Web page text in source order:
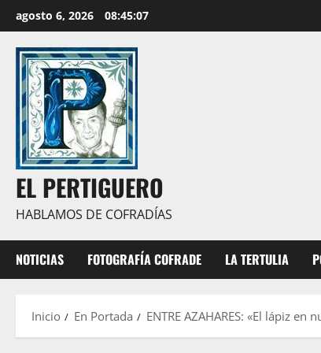
al
contenido
agosto 6, 2026 08:45:08
EL PERTIGUERO
HABLAMOS DE COFRADÍAS
NOTICIAS FOTOGRAFÍA COFRADE LA TERTULIA
Inicio En Portada ENTRE AZAHARES: «El lápiz